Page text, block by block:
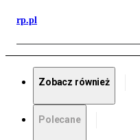
rp.pl
Zobacz również
Polecane